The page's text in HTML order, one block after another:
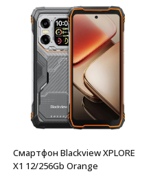
Смартфон Blackview XPLORE
X1 12/256Gb Orange